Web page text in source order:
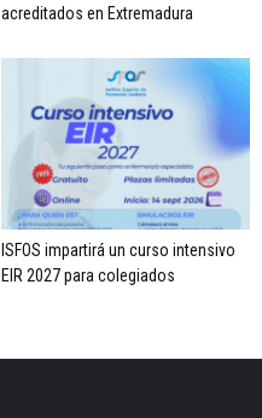
acreditados en Extremadura
ISFOS impartirá un curso intensivo
EIR 2027 para colegiados